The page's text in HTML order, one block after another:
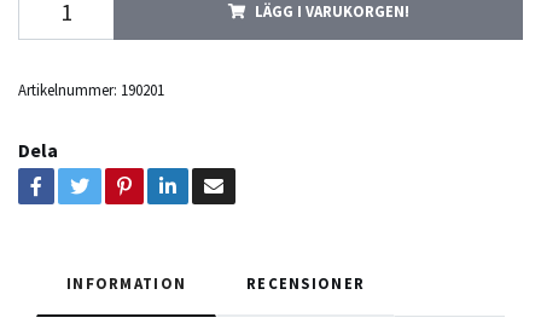
LÄGG I VARUKORGEN!
Artikelnummer: 190201
Dela
INFORMATION RECENSIONER